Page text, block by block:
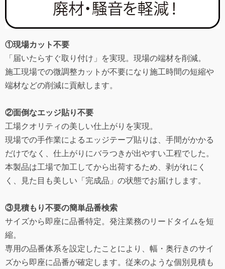
①現場カット不要
「届いたらすぐ取り付け」を実現。現場の端材を削減。
施工現場での微調整カットが不要になり施工時間の短縮や
端材などの削減に貢献します。
②面倒なエッジ貼り不要
工場クオリティの美しい仕上がりを実現。
現場での手作業によるエッジテープ貼りは、手間がかかる
だけでなく、仕上がりにバラつきが出やすい工程でした。
本製品は工場で加工してから出荷するため、剥がれにく
く、見た目も美しい「完成品」の状態でお届けします。
③見積もり不要の簡単品番検索
サイズから即座に品番特定。発注業務のリードタイムを短
縮。
専用の品番体系を設定したことにより、幅・奥行きのサイ
ズから即座に品番が確定します。従来のような個別見積も